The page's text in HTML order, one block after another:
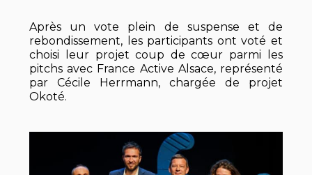
Après un vote plein de suspense et de
rebondissement, les participants ont voté et
choisi leur projet coup de cœur parmi les
pitchs avec France Active Alsace, représenté
par Cécile Herrmann, chargée de projet
Okoté.